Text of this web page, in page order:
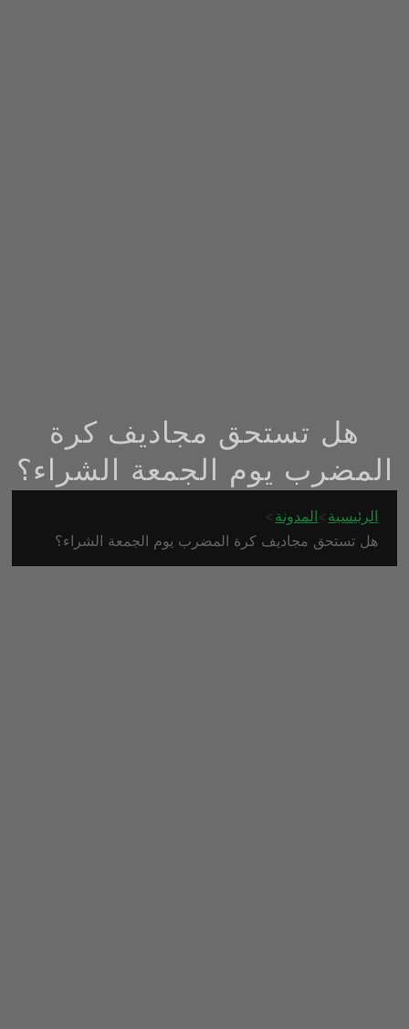
هل تستحق مجاديف كرة
المضرب يوم الجمعة الشراء؟
الرئيسية >المدونة >
هل تستحق مجاديف كرة المضرب يوم الجمعة الشراء؟